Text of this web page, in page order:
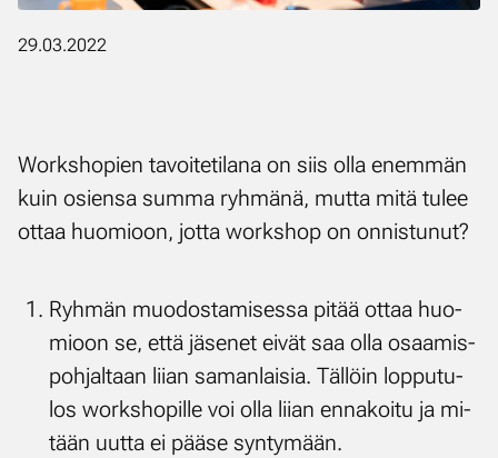
29.03.2022
Works­ho­pien ta­voi­te­ti­la­na on siis ol­la enem­män
kuin osien­sa sum­ma ryh­mä­nä, mut­ta mi­tä tu­lee
ot­taa huo­mioon, jot­ta works­hop on on­nis­tu­nut?
Ryh­män muo­dos­ta­mi­ses­sa pi­tää ot­taa huo­
mioon se, et­tä jä­se­net ei­vät saa ol­la osaa­mis­
poh­jal­taan lii­an sa­man­lai­sia. Täl­löin lop­pu­tu­
los works­ho­pil­le voi ol­la lii­an en­na­koi­tu ja mi­
tään uut­ta ei pää­se syn­ty­mään.